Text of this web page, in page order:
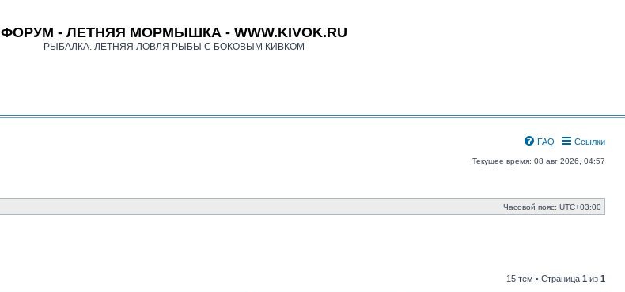
ФОРУМ - ЛЕТНЯЯ МОРМЫШКА - WWW.KIVOK.RU
РЫБАЛКА. ЛЕТНЯЯ ЛОВЛЯ РЫБЫ С БОКОВЫМ КИВКОМ
Ссылки
FAQ
Текущее время: 08 авг 2026, 04:57
Часовой пояс: UTC+03:00
15 тем • Страница 1 из 1